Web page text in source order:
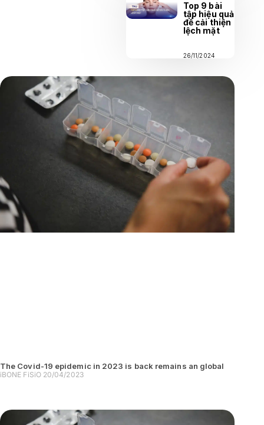
Top 9 bài
tập hiệu quả
để cải thiện
lệch mặt
26/11/2024
The Covid-19 epidemic in 2023 is back remains an global
iBONE FiSiO 20/04/2023